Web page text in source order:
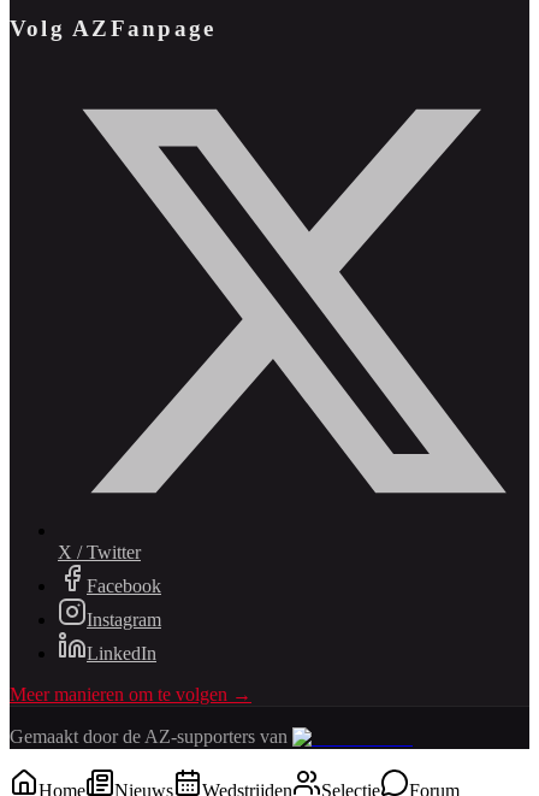
Volg AZFanpage
X / Twitter
Facebook
Instagram
LinkedIn
Meer manieren om te volgen →
Gemaakt door de AZ-supporters van
Home Nieuws Wedstrijden Selectie Forum